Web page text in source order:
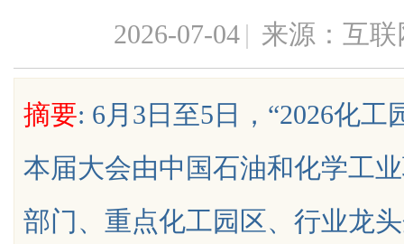
uz
2026-07-04 | 来源：互联
摘要: 6月3日至5日，“2026化
本届大会由中国石油和化学工
部门、重点化工园区、行业龙
键应用与安全保障